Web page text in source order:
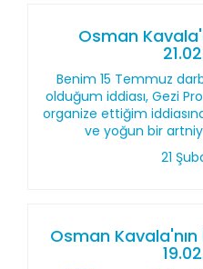
Osman
Benim 15 Temmuz
olduğum iddiası, Gezi
organize ettiğim
ve yoğun bir
21
Osman